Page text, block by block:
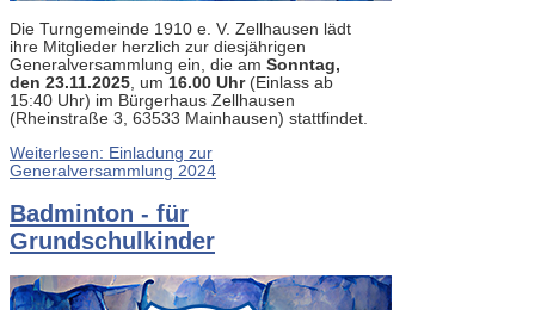
Die Turngemeinde 1910 e. V. Zellhausen lädt
ihre Mitglieder herzlich zur diesjährigen
Generalversammlung ein, die am Sonntag,
den 23.11.2025, um 16.00 Uhr(Einlass ab
15:40 Uhr) im Bürgerhaus Zellhausen
(Rheinstraße 3, 63533 Mainhausen) stattfindet.
Weiterlesen: Einladung zur
Generalversammlung 2024
Badminton - für
Grundschulkinder